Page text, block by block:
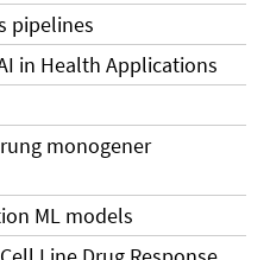
pipelines
in Health Applications
monogener
ML models